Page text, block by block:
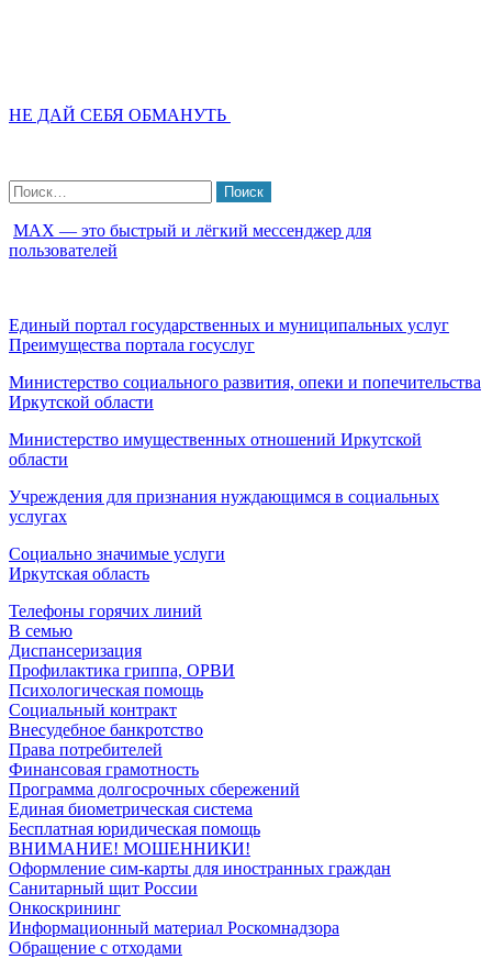
НЕ ДАЙ СЕБЯ ОБМАНУТЬ
Найти:
МАХ — это быстрый и лёгкий мессенджер для
пользователей
Единый портал государственных и муниципальных услуг
Преимущества портала госуслуг
Министерство социального развития, опеки и попечительства
Иркутской области
Министерство имущественных отношений Иркутской
области
Учреждения для признания нуждающимся в социальных
услугах
Социально значимые услуги
Иркутская область
Телефоны горячих линий
В семью
Диспансеризация
Профилактика гриппа, ОРВИ
Психологическая помощь
Социальный контракт
Внесудебное банкротство
Права потребителей
Финансовая грамотность
Программа долгосрочных сбережений
Единая биометрическая система
Бесплатная юридическая помощь
ВНИМАНИЕ! МОШЕННИКИ!
Оформление сим-карты для иностранных граждан
Санитарный щит России
Онкоскрининг
Информационный материал Роскомнадзора
Обращение с отходами